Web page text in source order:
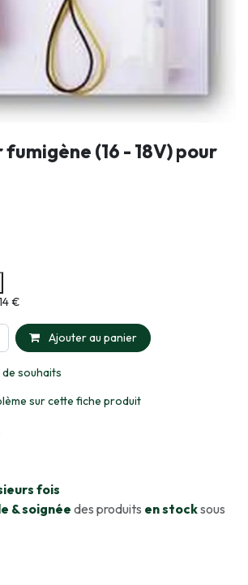
(16 - 18V) pour
de paiement sélectionné
€
Ajouter au panier
souhaits
sur cette fiche produit
fois
& soignée des produits en stocksous